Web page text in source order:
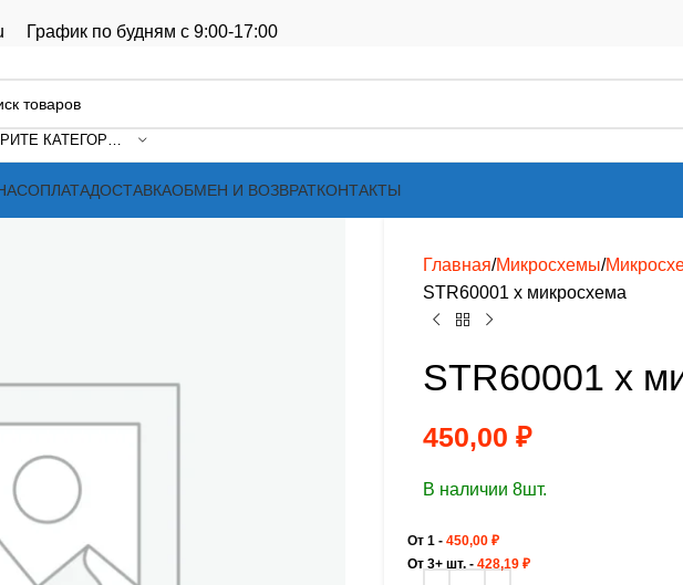
График по будням с 9:00-17:00
ВЫБЕРИТЕ КАТЕГОРИЮ
ОПЛАТАДОСТАВКАОБМЕН И ВОЗВРАТКОНТАКТЫ
Главная Микросхемы
STR60001 х микросхема
STR60001 х
450,00 ₽
В наличии 8шт.
От 1 - 450,00 ₽
От 3+ шт. - 428,19 ₽